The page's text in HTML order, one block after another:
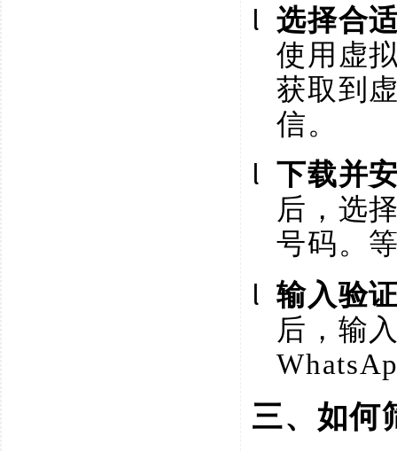
l 选择合
使用虚
获取到
信。
l 下载并
后，选
号码。
l 输入验
后，输
三、如何